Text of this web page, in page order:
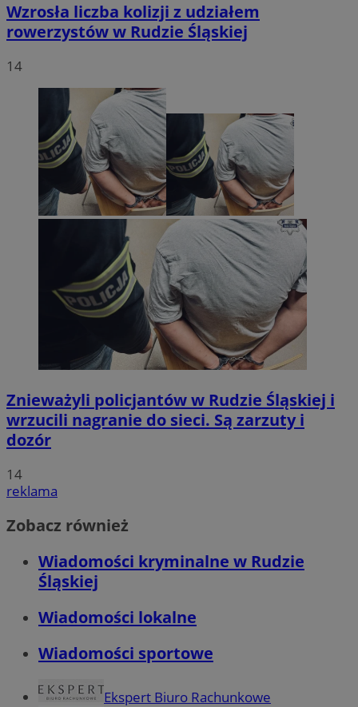
Wzrosła liczba kolizji z udziałem
rowerzystów w Rudzie Śląskiej
14
Znieważyli policjantów w Rudzie Śląskiej i
wrzucili nagranie do sieci. Są zarzuty i
dozór
14
reklama
Zobacz również
Wiadomości kryminalne w Rudzie
Śląskiej
Wiadomości lokalne
Wiadomości sportowe
Ekspert Biuro Rachunkowe